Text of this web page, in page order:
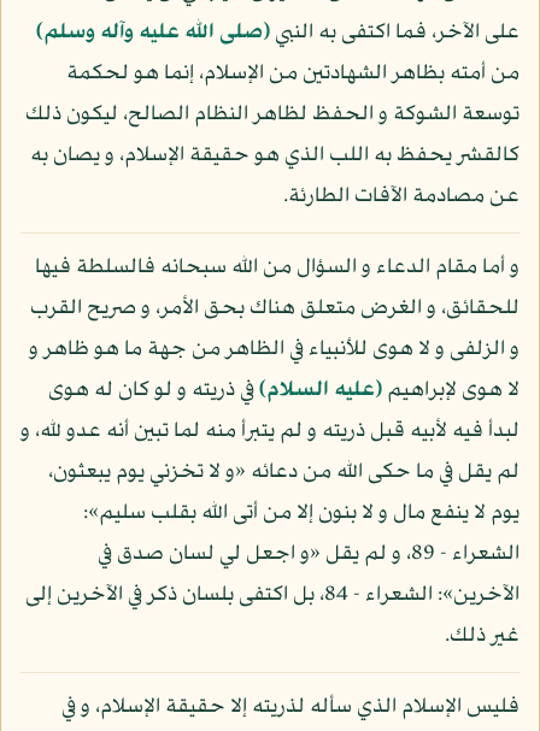
على الآخر، فما اكتفى به النبي(صلى الله عليه وآله وسلم)
من أمته بظاهر الشهادتين من الإسلام، إنما هو لحكمة
توسعة الشوكة و الحفظ لظاهر النظام الصالح، ليكون ذلك
كالقشر يحفظ به اللب الذي هو حقيقة الإسلام، و يصان به
عن مصادمة الآفات الطارئة.
و أما مقام الدعاء و السؤال من الله سبحانه فالسلطة فيها
للحقائق، و الغرض متعلق هناك بحق الأمر، و صريح القرب
و الزلفى و لا هوى للأنبياء في الظاهر من جهة ما هو ظاهر و
لا هوى لإبراهيم(عليه السلام)في ذريته و لو كان له هوى
لبدأ فيه لأبيه قبل ذريته و لم يتبرأ منه لما تبين أنه عدو لله، و
لم يقل في ما حكى الله من دعائه «و لا تخزني يوم يبعثون،
يوم لا ينفع مال و لا بنون إلا من أتى الله بقلب سليم»:
الشعراء - 89، و لم يقل «و اجعل لي لسان صدق في
الآخرين»: الشعراء - 84، بل اكتفى بلسان ذكر في الآخرين إلى
غير ذلك.
فليس الإسلام الذي سأله لذريته إلا حقيقة الإسلام، و في